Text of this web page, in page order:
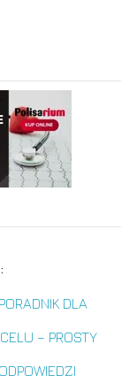
DLA
– PROSTY